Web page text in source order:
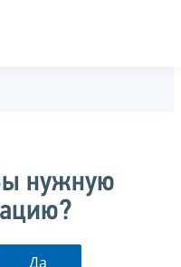
нужную
Да